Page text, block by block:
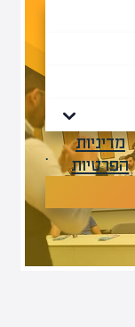
מדיניות
הפרטיות
.